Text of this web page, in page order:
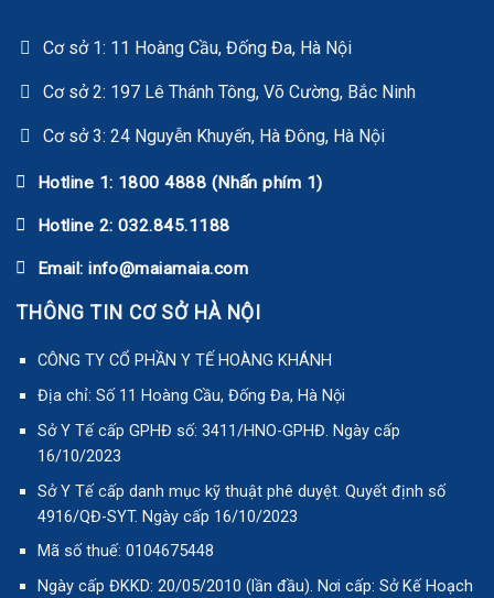
Cơ sở 1: 11 Hoàng Cầu, Đống Đa, Hà Nội
Cơ sở 2: 197 Lê Thánh Tông, Võ Cường, Bắc Ninh
Cơ sở 3: 24 Nguyễn Khuyến, Hà Đông, Hà Nội
Hotline 1: 1800 4888 (Nhấn phím 1)
Hotline 2: 032.845.1188
Email: info@maiamaia.com
THÔNG TIN CƠ SỞ HÀ NỘI
CÔNG TY CỔ PHẦN Y TẾ HOÀNG KHÁNH
Địa chỉ: Số 11 Hoàng Cầu, Đống Đa, Hà Nội
Sở Y Tế cấp GPHĐ số: 3411/HNO-GPHĐ. Ngày cấp
16/10/2023
Sở Y Tế cấp danh mục kỹ thuật phê duyệt. Quyết định số
4916/QĐ-SYT. Ngày cấp 16/10/2023
Mã số thuế: 0104675448
Ngày cấp ĐKKD: 20/05/2010 (lần đầu). Nơi cấp: Sở Kế Hoạch